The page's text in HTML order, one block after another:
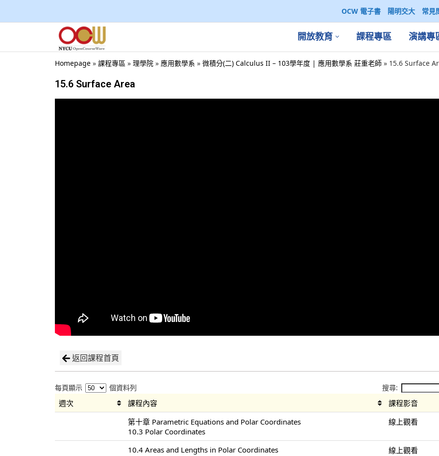
OCW 電子書 陽明交大 常見
開放教育 課程專區 演講專
Homepage » 課程專區 » 理學院 » 應用數學系 » 微積分(二) Calculus II – 103學年度 | 應用數學系 莊重老師 » 15.6 Surface
15.6 Surface Area
返回課程首頁
每頁顯示 個資料列 搜尋:
週次 課程內容
課程影音
第十章 Parametric Equations and Polar Coordinates
10.3 Polar Coordinates
線上觀看
10.4 Areas and Lengths in Polar Coordinates
線上觀看